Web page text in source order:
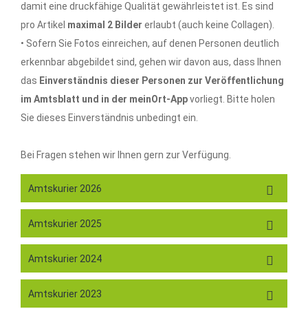
damit eine druckfähige Qualität gewährleistet ist. Es sind
pro Artikel maximal 2 Bilder erlaubt (auch keine Collagen).
• Sofern Sie Fotos einreichen, auf denen Personen deutlich
erkennbar abgebildet sind, gehen wir davon aus, dass Ihnen
das Einverständnis dieser Personen zur Veröffentlichung
im Amtsblatt und in der meinOrt-Appvorliegt. Bitte holen
Sie dieses Einverständnis unbedingt ein.
Bei Fragen stehen wir Ihnen gern zur Verfügung.
Amtskurier 2026
Amtskurier 2025
Amtskurier 2024
Amtskurier 2023